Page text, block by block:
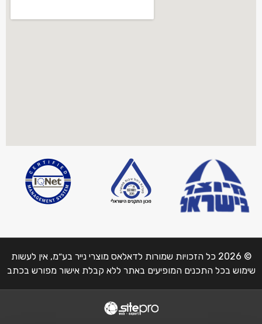
© 2026 כל הזכויות שמורות לדאלאס מוצרי נייר בע״מ, אין לעשות
שימוש בכל התכנים המופיעים באתר ללא קבלת אישור מפורש בכתב